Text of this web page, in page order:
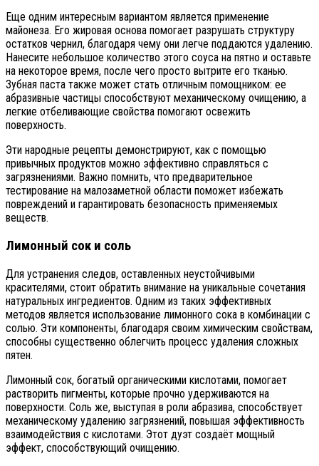
Еще одним интересным вариантом является применение
майонеза. Его жировая основа помогает разрушать структуру
остатков чернил, благодаря чему они легче поддаются удалению.
Нанесите небольшое количество этого соуса на пятно и оставьте
на некоторое время, после чего просто вытрите его тканью.
Зубная паста также может стать отличным помощником: ее
абразивные частицы способствуют механическому очищению, а
легкие отбеливающие свойства помогают освежить
поверхность.
Эти народные рецепты демонстрируют, как с помощью
привычных продуктов можно эффективно справляться с
загрязнениями. Важно помнить, что предварительное
тестирование на малозаметной области поможет избежать
повреждений и гарантировать безопасность применяемых
веществ.
Лимонный сок и соль
Для устранения следов, оставленных неустойчивыми
красителями, стоит обратить внимание на уникальные сочетания
натуральных ингредиентов. Одним из таких эффективных
методов является использование лимонного сока в комбинации с
солью. Эти компоненты, благодаря своим химическим свойствам,
способны существенно облегчить процесс удаления сложных
пятен.
Лимонный сок, богатый органическими кислотами, помогает
растворить пигменты, которые прочно удерживаются на
поверхности. Соль же, выступая в роли абразива, способствует
механическому удалению загрязнений, повышая эффективность
взаимодействия с кислотами. Этот дуэт создаёт мощный
эффект, способствующий очищению.